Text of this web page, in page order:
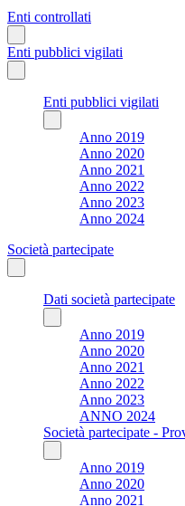
Enti controllati
Enti pubblici vigilati
Enti pubblici vigilati
Anno 2019
Anno 2020
Anno 2021
Anno 2022
Anno 2023
Anno 2024
Società partecipate
Dati società partecipate
Anno 2019
Anno 2020
Anno 2021
Anno 2022
Anno 2023
ANNO 2024
Società partecipate -
Anno 2019
Anno 2020
Anno 2021